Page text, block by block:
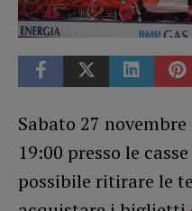
Sabato 27
19:00 presso le
possibile ritirare le